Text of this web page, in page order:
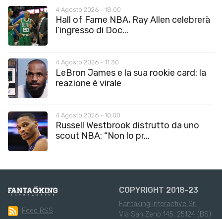
4 Agosto 2026 - 18:00
Hall of Fame NBA, Ray Allen celebrerà
l’ingresso di Doc...
4 Agosto 2026 - 11:30
LeBron James e la sua rookie card: la
reazione è virale
4 Agosto 2026 - 10:00
Russell Westbrook distrutto da uno
scout NBA: “Non lo pr...
Feed RSS
COPYRIGHT 2018-23
Fantaking Interactive Srl
Via San Zeno 145, 25124 (BS)